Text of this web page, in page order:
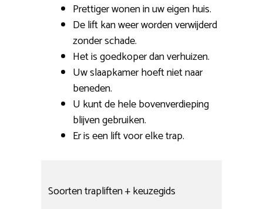
Prettiger wonen in uw eigen huis.
De lift kan weer worden verwijderd
zonder schade.
Het is goedkoper dan verhuizen.
Uw slaapkamer hoeft niet naar
beneden.
U kunt de hele bovenverdieping
blijven gebruiken.
Er is een lift voor elke trap.
Soorten trapliften + keuzegids